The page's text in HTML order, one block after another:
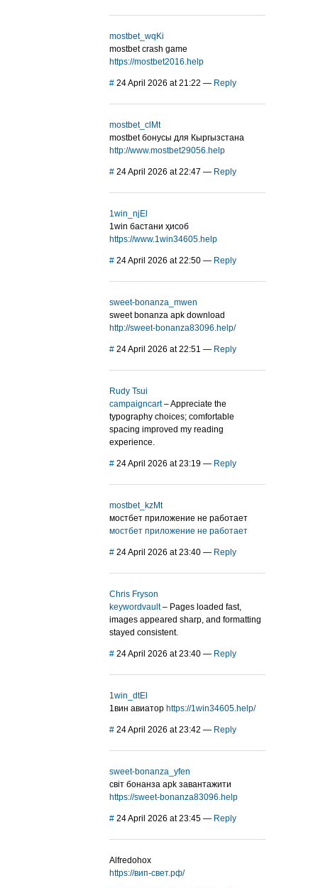
mostbet_wqKi
mostbet crash game
https://mostbet2016.help
# 24 April 2026 at 21:22 — Reply
mostbet_clMt
mostbet бонусы для Кыргызстана
http://www.mostbet29056.help
# 24 April 2026 at 22:47 — Reply
1win_njEl
1win бастани ҳисоб
https://www.1win34605.help
# 24 April 2026 at 22:50 — Reply
sweet-bonanza_mwen
sweet bonanza apk download
http://sweet-bonanza83096.help/
# 24 April 2026 at 22:51 — Reply
Rudy Tsui
campaigncart– Appreciate the
typography choices; comfortable
spacing improved my reading
experience.
# 24 April 2026 at 23:19 — Reply
mostbet_kzMt
мостбет приложение не работает
мостбет приложение не работает
# 24 April 2026 at 23:40 — Reply
Chris Fryson
keywordvault– Pages loaded fast,
images appeared sharp, and formatting
stayed consistent.
# 24 April 2026 at 23:40 — Reply
1win_dtEl
1вин авиатор https://1win34605.help/
# 24 April 2026 at 23:42 — Reply
sweet-bonanza_yfen
світ бонанза apk завантажити
https://sweet-bonanza83096.help
# 24 April 2026 at 23:45 — Reply
Alfredohox
https://вип-свет.рф/